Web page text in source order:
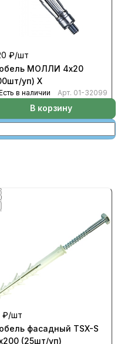
₽/шт
МОЛЛИ 4х20
(100шт/уп) Х
в наличии Арт. 01-32099
В корзину
₽/шт
фасадный TSX-S
(25шт/уп)